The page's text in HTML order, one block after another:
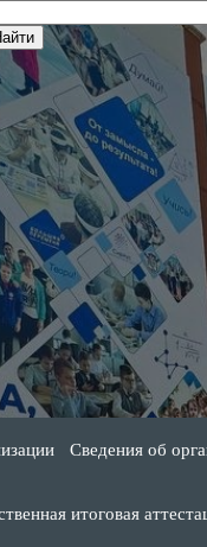
Сведения об
итоговая